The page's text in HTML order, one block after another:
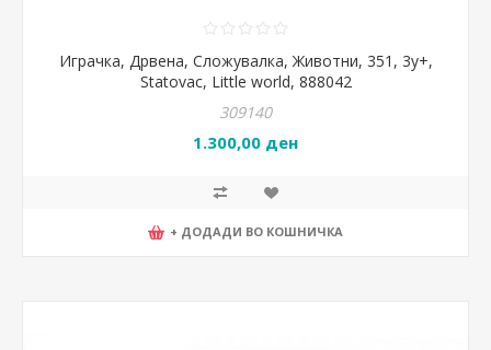
Играчка, Дрвена, Сложувалка, Животни, 351, 3y+,
Statovac, Little world, 888042
309140
1.300,00 ден
+ ДОДАДИ ВО КОШНИЧКА